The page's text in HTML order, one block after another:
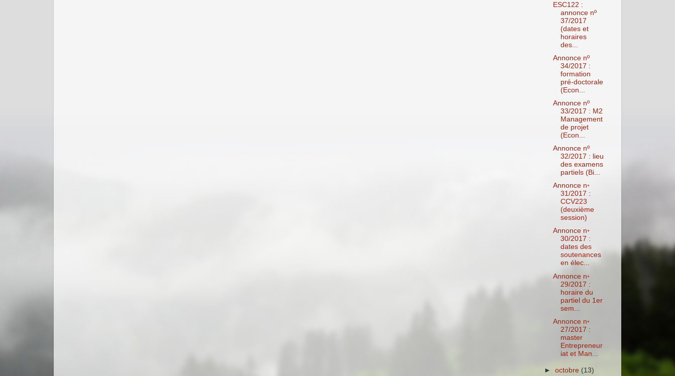
ESC122 :
annonce nº
37/2017
(dates et
horaires
des...
Annonce nº
34/2017 :
formation
pré-doctorale
(Econ...
Annonce nº
33/2017 : M2
Management
de projet
(Econ...
Annonce nº
32/2017 : lieu
des examens
partiels (Bi...
Annonce n◦
31/2017 :
CCV223
(deuxième
session)
Annonce n◦
30/2017 :
dates des
soutenances
en élec...
Annonce n◦
29/2017 :
horaire du
partiel du 1er
sem...
Annonce n◦
27/2017 :
master
Entrepreneur
iat et Man...
►octobre (13)